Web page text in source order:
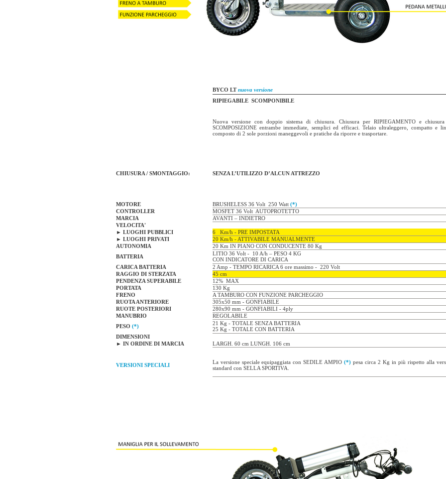
BYCO LTnuova versione
RIPIEGABILE SCOMPONIBILE
Nuova versione con doppio sistema di chiusura. Chiusura per RIPIEGAMENTO e
SCOMPOSIZIONE entrambe immediate, semplici ed efficaci. Telaio ultraleggero, compatto e
composto di 2 sole porzioni maneggevoli e pratiche da riporre e trasportare.
CHIUSURA / SMONTAGGIO: SENZA L’UTILIZZO D’ALCUN ATTREZZO
MOTORE BRUSHELESS 36 Volt250 Watt (*)
CONTROLLER
MOSFET 36 Volt AUTOPROTETTO
MARCIA
AVANTI – INDIETRO
VELOCITA'
► LUOGHI PUBBLICI
6 Km/h - PRE IMPOSTATA
► LUOGHI PRIVATI
20 Km/h - ATTIVABILE MANUALMENTE
AUTONOMIA
20 Km IN PIANO CON CONDUCENTE 80 Kg
BATTERIA
LITIO 36 Volt - 10 A/h – PESO 4 KG
CON INDICATORE DI CARICA
CARICA BATTERIA
2 Amp - TEMPO RICARICA 6 ore massimo - 220 Volt
RAGGIO DI STERZATA
45 cm
PENDENZA SUPERABILE
12% MAX
PORTATA
130 Kg
FRENO
A TAMBURO CON FUNZIONE PARCHEGGIO
RUOTA ANTERIORE
305x50 mm - GONFIABILE
RUOTE POSTERIORI
280x90 mm - GONFIABILI - 4ply
MANUBRIO
REGOLABILE
PESO (*)
21 Kg - TOTALE SENZA BATTERIA
25 Kg - TOTALE CON BATTERIA
DIMENSIONI
► IN ORDINE DI MARCIA LARGH. 60 cm LUNGH. 106 cm
VERSIONI SPECIALI La versione speciale equipaggiata con SEDILE AMPIO(*) pesa circa 2 Kg in più rispetto alla
standard con SELLA SPORTIVA.